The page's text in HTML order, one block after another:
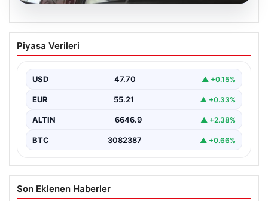
06.08.2026
Bahçelievler’de tahliye edilen 4 katlı
binanın çöktüğü anlar
Detayları ve Güvenlik Önlemleri", "content": "İstanbul'un
Bahçelievler…
Piyasa Verileri
USD 47.70 ▲ +0.15%
EUR 55.21 ▲ +0.33%
ALTIN 6646.9 ▲ +2.38%
BTC 3082387 ▲ +0.66%
Son Eklenen Haberler